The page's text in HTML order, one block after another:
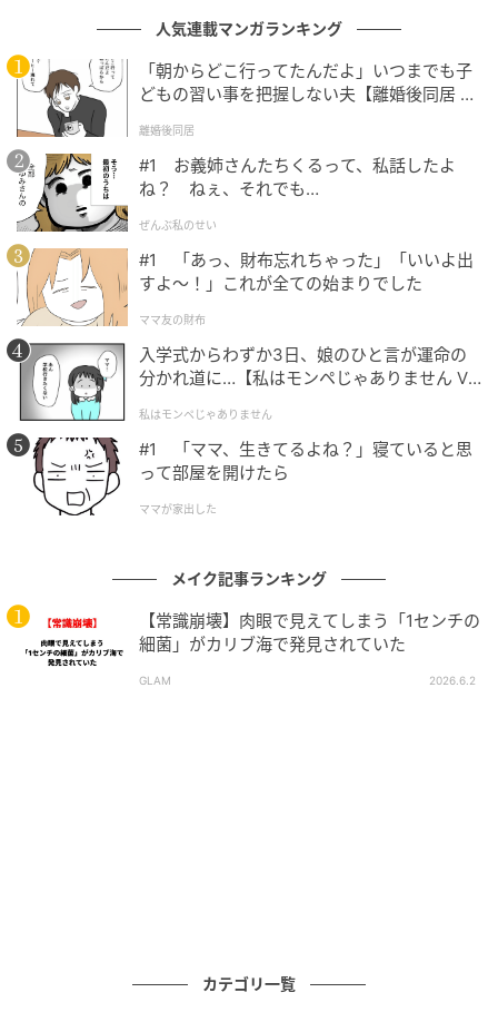
確かに（笑）。グループで一時、シピシピのデュー
イフィルムティント Ｒが流行ったよね。あれも水膜ツ
ヤの仕上がり。ラメを上から重ねても可愛いんだよね
♡ 私は6番を愛用していました。
Kパケもリボンがついて可愛いから、みんなおそろで
持っていたよね～。
超とき宣メンバーみんなハマった“おそろいリ
ップ”はコレ！
人気連載マンガランキング
「朝からどこ行ってたんだよ」いつまでも子
どもの習い事を把握しない夫【離婚後同居 Vo
離婚後同居
#1 お義姉さんたちくるって、私話したよ
ね？ ねぇ、それでも…
ぜんぶ私のせい
#1 「あっ、財布忘れちゃった」「いいよ出
すよ〜！」これが全ての始まりでした
ママ友の財布
入学式からわずか3日、娘のひと言が運命の
分かれ道に…【私はモンペじゃありません Vo
私はモンペじゃありません
#1 「ママ、生きてるよね？」寝ていると思
って部屋を開けたら
ママが家出した
メイク記事ランキング
【常識崩壊】肉眼で見えてしまう「1センチの
細菌」がカリブ海で発見されていた
GLAM 2026.6.2
カテゴリ一覧